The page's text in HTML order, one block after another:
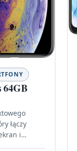
64GB
łączy
i